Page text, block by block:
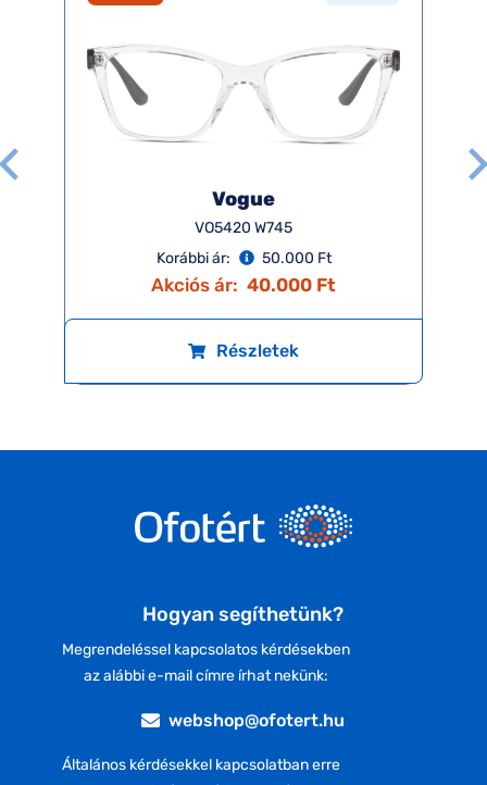
Vogue
VO5420 W745
Korábbi ár:
50.000 Ft
Akciós ár: 40.000 Ft
Részletek
Hogyan segíthetünk?
Megrendeléssel kapcsolatos kérdésekben
az alábbi e-mail címre írhat nekünk:
webshop@ofotert.hu
Általános kérdésekkel kapcsolatban erre